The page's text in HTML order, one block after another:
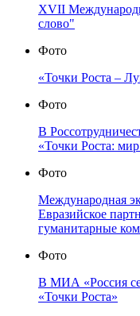
XVII
слово"
Фото
«Точки Роста –
Фото
В
«Точки Роста:
Фото
Международная
Евразийское
гуманитарные
Фото
В МИА «Россия
«Точки Роста»